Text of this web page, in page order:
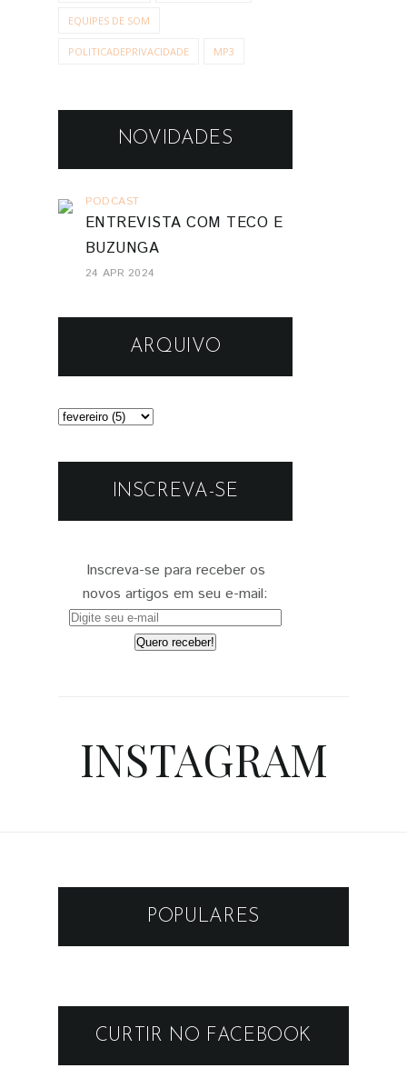
EQUIPES DE SOM
POLITICADEPRIVACIDADE MP3
NOVIDADES
PODCAST
ENTREVISTA COM TECO E
BUZUNGA
24 APR 2024
ARQUIVO
INSCREVA-SE
Inscreva-se para receber os
novos artigos em seu e-mail:
INSTAGRAM
POPULARES
CURTIR NO FACEBOOK